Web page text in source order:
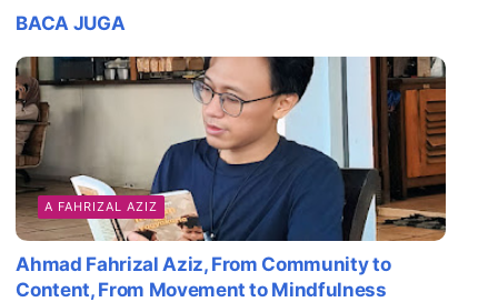
BACA JUGA
A FAHRIZAL AZIZ
Ahmad Fahrizal Aziz, From Community to
Content, From Movement to Mindfulness